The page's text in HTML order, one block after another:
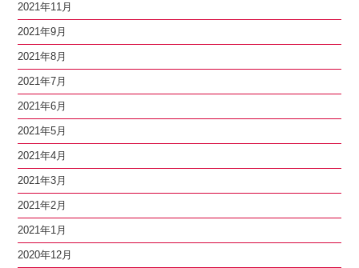
2021年11月
2021年9月
2021年8月
2021年7月
2021年6月
2021年5月
2021年4月
2021年3月
2021年2月
2021年1月
2020年12月